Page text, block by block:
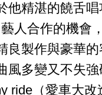
他精湛的饒舌
人合作的機會
良製作與豪華
風多變又不失
ride（愛車大